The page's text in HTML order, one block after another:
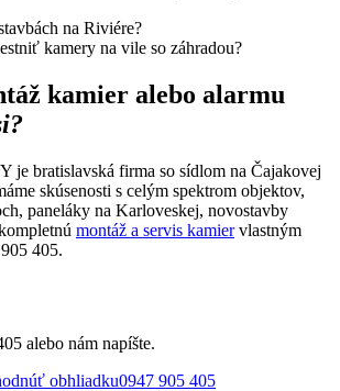
na Riviére?
kamery na vile so záhradou?
kamier alebo alarmu
bratislavská firma so sídlom na Čajakovej
skúsenosti s celým spektrom objektov,
paneláky na Karloveskej, novostavby
montáž a servis kamiervlastným
405.
alebo nám napíšte.
obhliadku0947 905 405